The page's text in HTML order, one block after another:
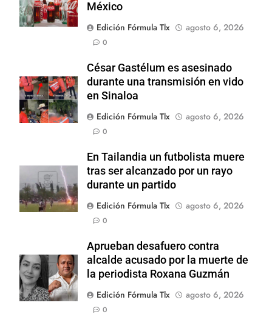
México
Edición Fórmula Tlx
agosto 6, 2026
0
César Gastélum es asesinado
durante una transmisión en vido
en Sinaloa
Edición Fórmula Tlx
agosto 6, 2026
0
En Tailandia un futbolista muere
tras ser alcanzado por un rayo
durante un partido
Edición Fórmula Tlx
agosto 6, 2026
0
Aprueban desafuero contra
alcalde acusado por la muerte de
la periodista Roxana Guzmán
Edición Fórmula Tlx
agosto 6, 2026
0